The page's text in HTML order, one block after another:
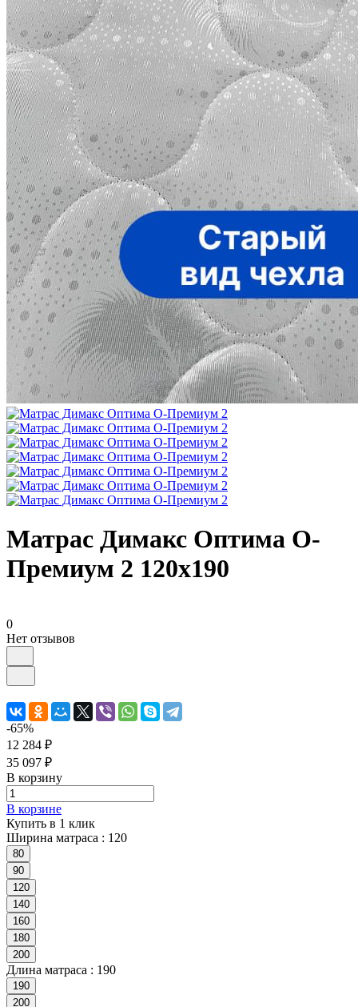
Матрас Димакс Оптима О-
Премиум 2 120х190
0
Нет отзывов
-65%
12 284 ₽
35 097 ₽
В корзину
В корзине
Купить в 1 клик
Ширина матраса : 120
80
90
120
140
160
180
200
Длина матраса : 190
190
200